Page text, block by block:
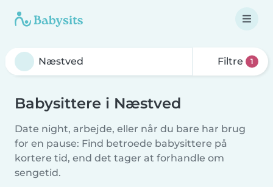
Filtre 1
Babysittere i Næstved
Date night, arbejde, eller når du bare har brug
for en pause: Find betroede babysittere på
kortere tid, end det tager at forhandle om
sengetid.